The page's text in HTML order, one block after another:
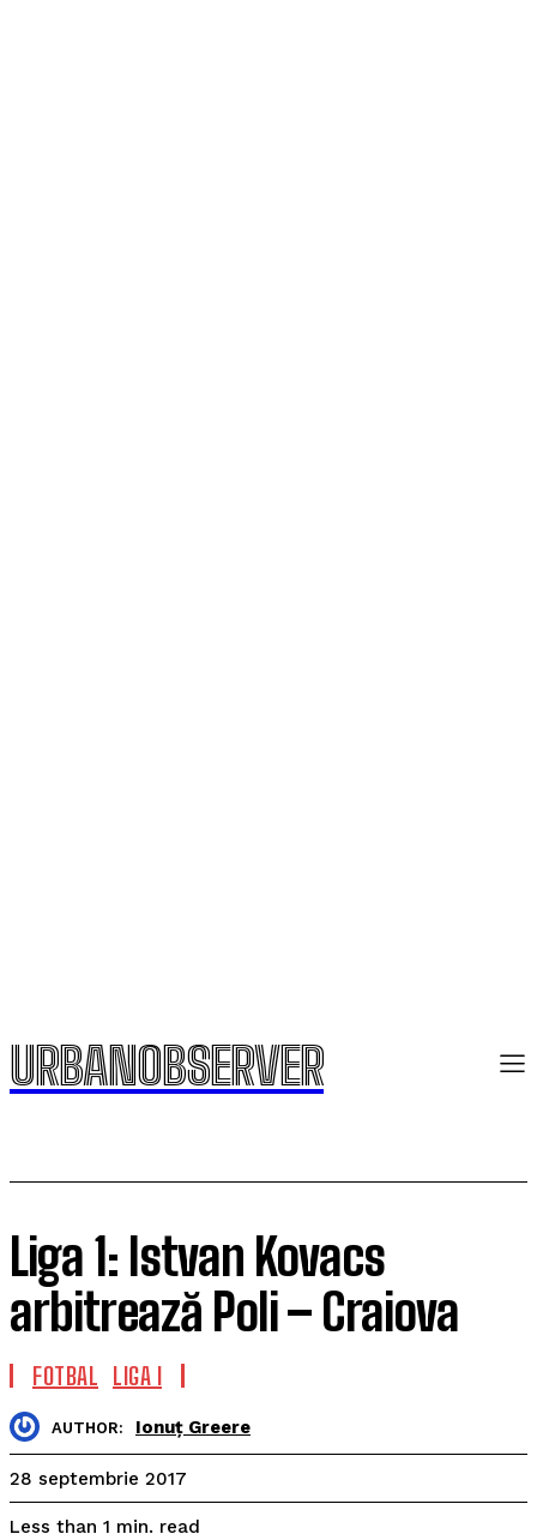
URBANOBSERVER
Liga 1: Istvan Kovacs
arbitrează Poli – Craiova
FOTBAL LIGA I
AUTHOR: Ionuț Greere
28 septembrie 2017
Less than 1 min. read